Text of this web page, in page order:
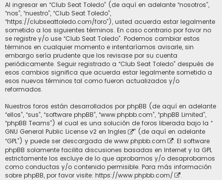
Al ingresar en “Club Seat Toledo” (de aquí en adelante “nosotros”,
“nos”, “nuestro”, “Club Seat Toledo”,
“https://clubseattoledo.com/foro”), usted acuerda estar legalmente
sometido a los siguientes términos. En caso contrario por favor no
se registre y/o use “Club Seat Toledo”. Podemos cambiar estos
términos en cualquier momento e intentaríamos avisarle, sin
embargo sería prudente que los revisase por su cuenta
periódicamente. Seguir registrado a “Club Seat Toledo” después de
esos cambios significa que acuerda estar legalmente sometido a
esos nuevos términos tal como fueron actualizados y/o
reformados.
Nuestros foros están desarrollados por phpBB (de aquí en adelante
“ellos”, “sus”, “software phpBB”, “www.phpbb.com”, “phpBB Limited”,
“phpBB Teams”) el cual es una solución de foros liberada bajo la “
GNU General Public License v2 en Ingles
” (de aquí en adelante
“GPL”) y puede ser descargada de www.phpbb.com
. El software
phpBB solamente facilita discusiones basadas en Internet y la GPL
estrictamente los excluye de lo que aprobamos y/o desaprobamos
como conductas y/o contenido permisible. Para más información
sobre phpBB, por favor visite: https://www.phpbb.com/ .